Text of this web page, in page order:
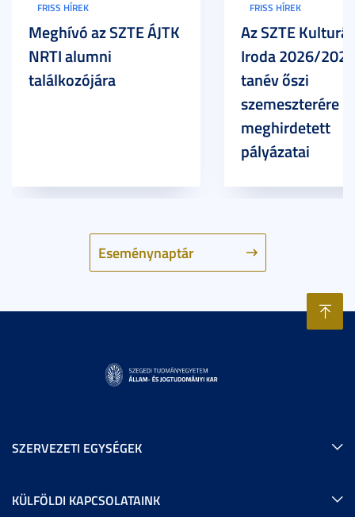
Eseménynaptár
FRISS HÍREK
Meghívó az SZTE ÁJTK
NRTI alumni
találkozójára
FRISS HÍREK
Az SZTE
Iroda 2026/
tanév őszi
szemeszterére
meghirdetett
pályázatai
SZERVEZETI EGYSÉGEK
KÜLFÖLDI KAPCSOLATAINK